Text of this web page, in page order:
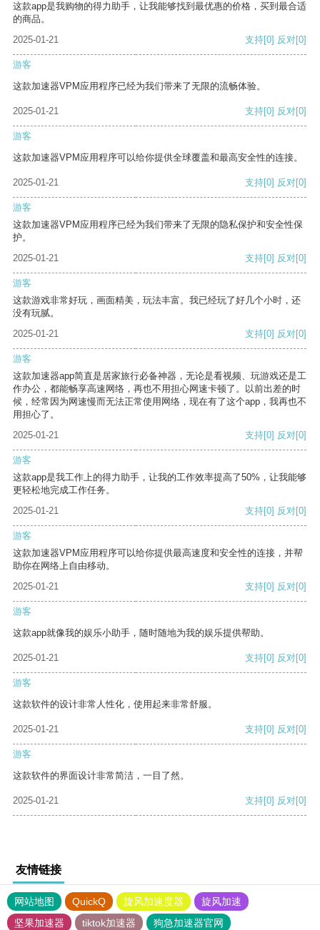
这款app是我购物的得力助手，让我能够找到最优惠的价格，买到最合适
的商品。
2025-01-21
支持[0] 反对[0]
游客
这款加速器VPM应用程序已经为我们带来了无限的流畅体验。
2025-01-21 支持[0] 反对[0]
游客
这款加速器VPM应用程序可以给你提供全球覆盖和最高安全性的连接。
2025-01-21 支持[0] 反对[0]
游客
这款加速器VPM应用程序已经为我们带来了无限的隐私保护和安全性保
护。
2025-01-21
支持[0] 反对[0]
游客
这款游戏非常好玩，画面精美，玩法丰富。我已经玩了好几个小时，还
没有玩腻。
2025-01-21
支持[0] 反对[0]
游客
这款加速器app简直是居家旅行必备神器，无论是看视频、玩游戏还是工
作办公，都能畅享高速网络，再也不用担心网速卡顿了。以前出差的时
候，经常因为网速慢而无法正常使用网络，现在有了这个app，我再也不
用担心了。
2025-01-21
支持[0] 反对[0]
游客
这款app是我工作上的得力助手，让我的工作效率提高了50%，让我能够
更轻松地完成工作任务。
2025-01-21
支持[0] 反对[0]
游客
这款加速器VPM应用程序可以给你提供最高速度和安全性的连接，并帮
助你在网络上自由移动。
2025-01-21
支持[0] 反对[0]
游客
这款app就像我的娱乐小助手，随时随地为我的娱乐提供帮助。
2025-01-21 支持[0] 反对[0]
游客
这款软件的设计非常人性化，使用起来非常舒服。
2025-01-21 支持[0] 反对[0]
游客
这款软件的界面设计非常简洁，一目了然。
2025-01-21 支持[0] 反对[0]
友情链接
网站地图 QuickQ 旋风加速度器
旋风加速
坚果加速器
tiktok加速器 狗急加速器官网